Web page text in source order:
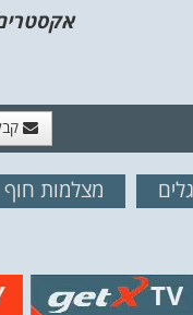
מהאתרמצלמות חוף